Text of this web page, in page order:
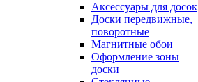
Аксессуары для досок
Доски передвижные,
поворотные
Магнитные обои
Оформление зоны
доски